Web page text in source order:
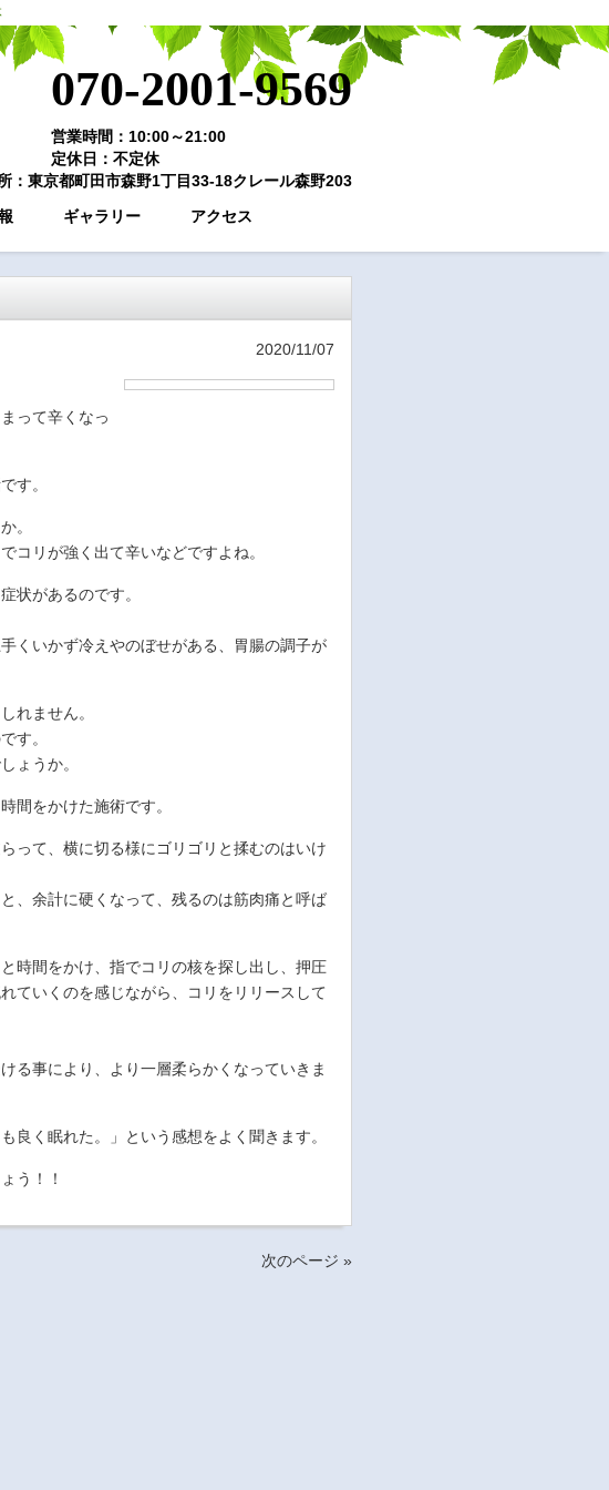
070-2001-9569
営業時間：10:00～21:00
定休日：不定休
：東京都町田市森野1丁目33-18クレール森野203
ギャラリー アクセス
2020/11/07
って辛くなっ
す。
。
コリが強く出て辛いなどですよね。
状があるのです。
くいかず冷えやのぼせがある、胃腸の調子が
れません。
す。
ょうか。
間をかけた施術です。
って、横に切る様にゴリゴリと揉むのはいけ
、余計に硬くなって、残るのは筋肉痛と呼ば
時間をかけ、指でコリの核を探し出し、押圧
ていくのを感じながら、コリをリリースして
る事により、より一層柔らかくなっていきま
良く眠れた。」という感想をよく聞きます。
う！！
次のページ »